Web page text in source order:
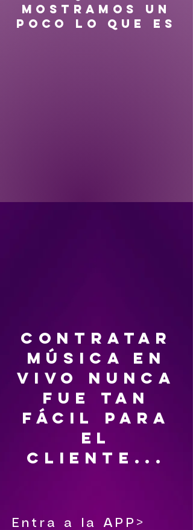
MOSTRAMOS UN
POCO LO QUE ES
contratar
música en
vivo nunca
fue tan
fácil para
el
cliente...
Entra a la APP>